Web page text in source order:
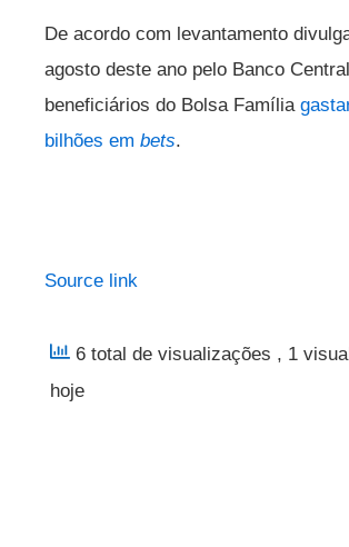
De acordo com levantamento
agosto deste ano pelo Banco
beneficiários do Bolsa Família
bilhões em bets.
Source link
6 total de visualizações , 1
hoje